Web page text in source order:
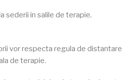
sederii in salile de terapie.
vor respecta regula de distantare
de terapie.